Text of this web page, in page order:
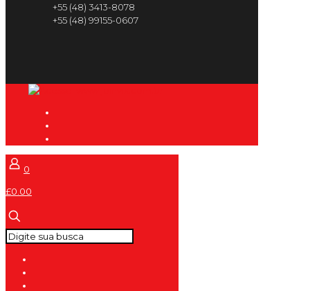
+55 (48) 3413-8078
+55 (48) 99155-0607
0
£0.00